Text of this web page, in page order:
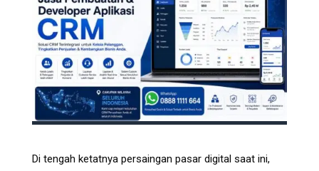
Di tengah ketatnya persaingan pasar digital saat ini,